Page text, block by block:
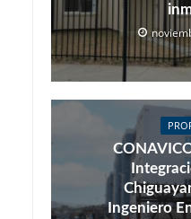
Ingeniero